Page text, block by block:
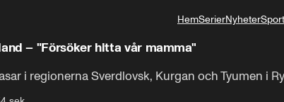
HemSerierNyheterSport
– "Försöker hitta vår mamma"
i regionerna Sverdlovsk, Kurgan och Tyumen i